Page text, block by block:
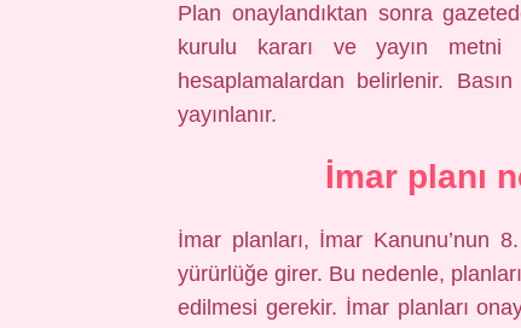
Plan onaylandıktan sonra
kurulu kararı ve yayın metni
hesaplamalardan belirlenir.
yayınlanır.
İmar planı
İmar planları, İmar Kanunu’nun
yürürlüğe girer. Bu nedenle,
edilmesi gerekir. İmar planları